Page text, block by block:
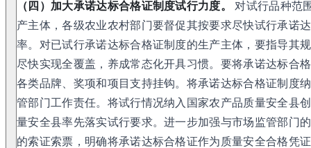
（四）加大承诺达标合格证制度试行力度。
对试行品种范
产主体，各级农业农村部门要督促其按要求尽快试行承诺
率。对已试行承诺达标合格证制度的生产主体，要指导其
尽快实现全覆盖，养成常态化开具习惯。要将承诺达标合
各类品牌、奖项和项目支持挂钩。将承诺达标合格证制度
管部门工作责任。将试行情况纳入国家农产品质量安全县
量安全县率先落实试行要求。进一步加强与市场监管部门
的索证索票，明确将承诺达标合格证作为质量安全合格凭